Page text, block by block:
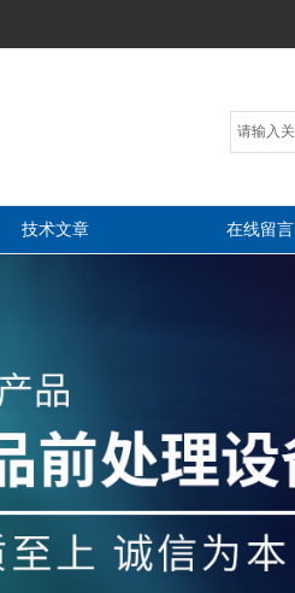
技术文章 在线留言